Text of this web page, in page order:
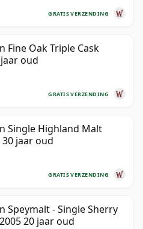
GRATIS VERZENDING
Fine Oak Triple Cask
oud
GRATIS VERZENDING
Single Highland Malt
jaar oud
GRATIS VERZENDING
Speymalt - Single Sherry
20 jaar oud